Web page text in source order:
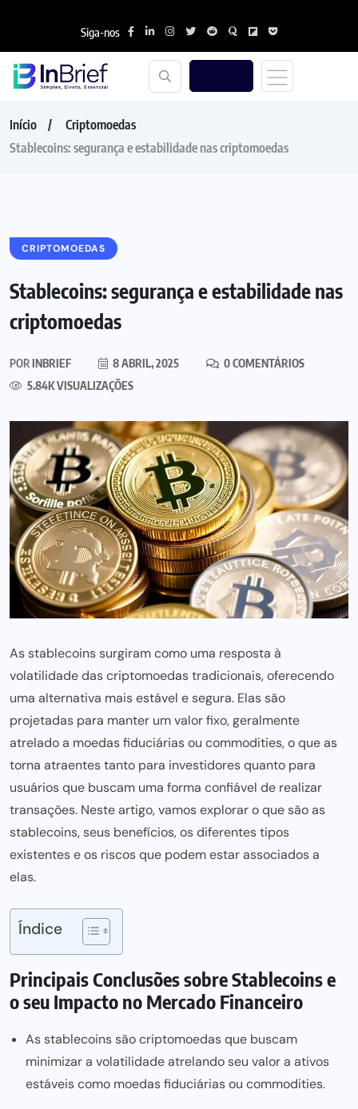
Siga-nos
Início
Criptomoedas
Stablecoins: segurança e estabilidade nas criptomoedas
CRIPTOMOEDAS
Stablecoins: segurança e estabilidade nas
criptomoedas
PORINBRIEF 8 ABRIL, 2025
0 COMENTÁRIOS
5.84K VISUALIZAÇÕES
As stablecoins surgiram como uma resposta à
volatilidade das criptomoedas tradicionais, oferecendo
uma alternativa mais estável e segura. Elas são
projetadas para manter um valor fixo, geralmente
atrelado a moedas fiduciárias ou commodities, o que as
torna atraentes tanto para investidores quanto para
usuários que buscam uma forma confiável de realizar
transações. Neste artigo, vamos explorar o que são as
stablecoins, seus benefícios, os diferentes tipos
existentes e os riscos que podem estar associados a
elas.
Índice
Principais Conclusões sobre Stablecoins e
o seu Impacto no Mercado Financeiro
As stablecoins são criptomoedas que buscam
minimizar a volatilidade atrelando seu valor a ativos
estáveis como moedas fiduciárias ou commodities.